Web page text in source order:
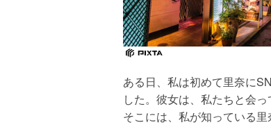
ある日、私は初めて里奈に
した。彼女は、私たちと会
そこには、私が知っている里